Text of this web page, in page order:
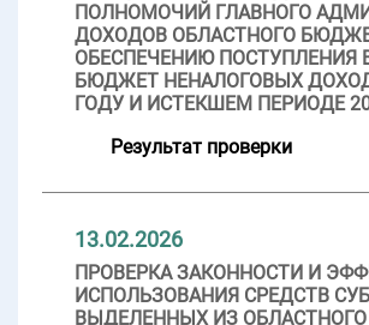
ПОЛНОМОЧИЙ ГЛАВНОГО
ДОХОДОВ ОБЛАСТНОГО
ОБЕСПЕЧЕНИЮ ПОСТУПЛЕНИЯ
БЮДЖЕТ НЕНАЛОГОВЫХ
ГОДУ И ИСТЕКШЕМ ПЕРИОДЕ
Результат проверки
13.02.2026
ПРОВЕРКА ЗАКОННОСТИ И
ИСПОЛЬЗОВАНИЯ СРЕДСТВ
ВЫДЕЛЕННЫХ ИЗ